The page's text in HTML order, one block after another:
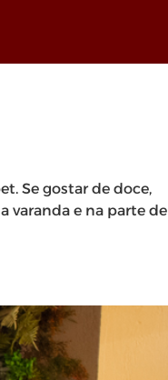
Se gostar de doce,
varanda e na parte de